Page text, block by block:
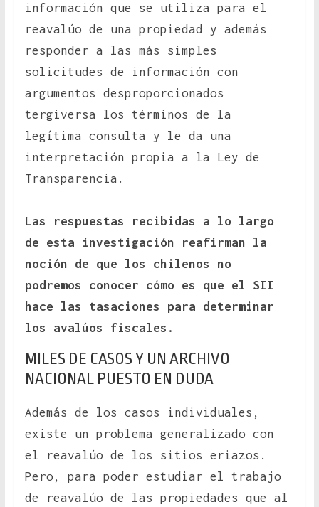
información que se utiliza para el
reavalúo de una propiedad y además
responder a las más simples
solicitudes de información con
argumentos desproporcionados
tergiversa los términos de la
legítima consulta y le da una
interpretación propia a la Ley de
Transparencia.
Las respuestas recibidas a lo largo
de esta investigación reafirman la
noción de que los chilenos no
podremos conocer cómo es que el SII
hace las tasaciones para determinar
los avalúos fiscales.
MILES DE CASOS Y UN ARCHIVO
NACIONAL PUESTO EN DUDA
Además de los casos individuales,
existe un problema generalizado con
el reavalúo de los sitios eriazos.
Pero, para poder estudiar el trabajo
de reavalúo de las propiedades que al